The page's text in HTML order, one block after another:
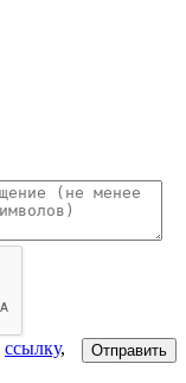
Отправить
ссылку,